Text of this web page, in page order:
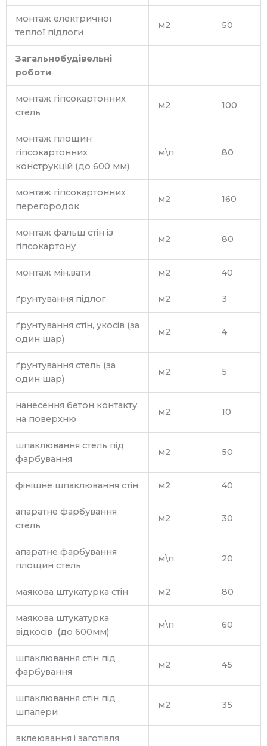
монтаж електричної
теплої підлоги
м2 50
Загальнобудівельні
роботи
монтаж гіпсокартонних
стель
м2 100
монтаж площин
гіпсокартонних
конструкцій (до 600 мм)
м\п 80
монтаж гіпсокартонних
перегородок
м2 160
монтаж фальш стін із
гіпсокартону
м2 80
монтаж мін.вати м2 40
ґрунтування підлог м2 3
ґрунтування стін, укосів (за
один шар)
м2 4
ґрунтування стель (за
один шар)
м2 5
нанесення бетон контакту
на поверхню
м2 10
шпаклювання стель під
фарбування
м2 50
фінішне шпаклювання стін м2 40
апаратне фарбування
стель
м2 30
апаратне фарбування
площин стель
м\п 20
маякова штукатурка стін м2 80
маякова штукатурка
відкосів (до 600мм)
м\п 60
шпаклювання стін під
фарбування
м2 45
шпаклювання стін під
шпалери
м2 35
вклеювання і заготівля